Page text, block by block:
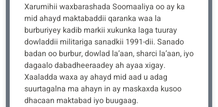
Xarumihii waxbarashada Soomaaliya oo ay ka
mid ahayd maktabaddii qaranka waa la
burburiyey kadib markii xukunka laga tuuray
dowladdii militariga sanadkii 1991-dii. Sanado
badan oo burbur, dowlad la’aan, sharci la’aan, iyo
dagaalo dabadheeraadey ah ayaa xigay.
Xaaladda waxa ay ahayd mid aad u adag
suurtagalna ma ahayn in ay maskaxda kusoo
dhacaan maktabad iyo buugaag.